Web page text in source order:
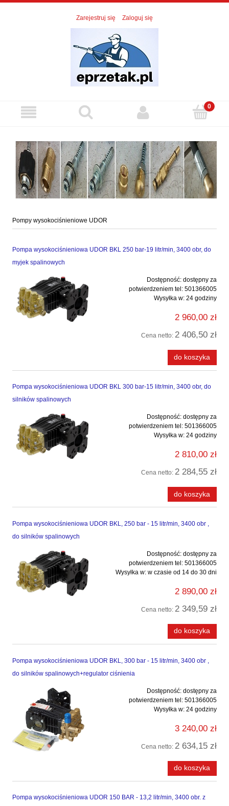
Zarejestruj się Zaloguj się
Pompy wysokociśnieniowe UDOR
Pompa wysokociśnieniowa UDOR BKL 250 bar-19 litr/min, 3400 obr, do
myjek spalinowych
Dostępność: dostępny za
potwierdzeniem tel: 501366005
Wysyłka w: 24 godziny
2 960,00 zł
Cena netto: 2 406,50 zł
do koszyka
Pompa wysokociśnieniowa UDOR BKL 300 bar-15 litr/min, 3400 obr, do
silników spalinowych
Dostępność: dostępny za
potwierdzeniem tel: 501366005
Wysyłka w: 24 godziny
2 810,00 zł
Cena netto: 2 284,55 zł
do koszyka
Pompa wysokociśnieniowa UDOR BKL, 250 bar - 15 litr/min, 3400 obr ,
do silników spalinowych
Dostępność: dostępny za
potwierdzeniem tel: 501366005
Wysyłka w: w czasie od 14 do 30 dni
2 890,00 zł
Cena netto: 2 349,59 zł
do koszyka
Pompa wysokociśnieniowa UDOR BKL, 300 bar - 15 litr/min, 3400 obr ,
do silników spalinowych+regulator ciśnienia
Dostępność: dostępny za
potwierdzeniem tel: 501366005
Wysyłka w: 24 godziny
3 240,00 zł
Cena netto: 2 634,15 zł
do koszyka
Pompa wysokociśnieniowa UDOR 150 BAR - 13,2 litr/min, 3400 obr. z